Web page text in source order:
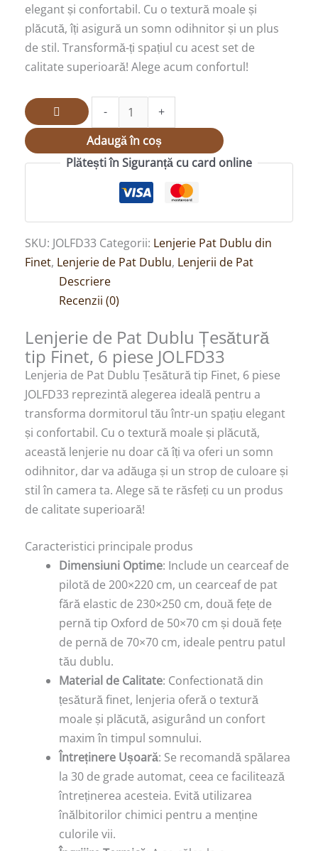
elegant și confortabil. Cu o textură moale și
plăcută, îți asigură un somn odihnitor și un plus
de stil. Transformă-ți spațiul cu acest set de
calitate superioară! Alege acum confortul!
-
+
Adaugă în coș
Plătești în Siguranță cu card online
SKU: JOLFD33 Categorii: Lenjerie Pat Dublu din
Finet, Lenjerie de Pat Dublu, Lenjerii de Pat
Descriere
Recenzii (0)
Lenjerie de Pat Dublu Țesătură
tip Finet, 6 piese JOLFD33
Lenjeria de Pat Dublu Țesătură tip Finet, 6 piese
JOLFD33 reprezintă alegerea ideală pentru a
transforma dormitorul tău într-un spațiu elegant
și confortabil. Cu o textură moale și plăcută,
această lenjerie nu doar că îți va oferi un somn
odihnitor, dar va adăuga și un strop de culoare și
stil în camera ta. Alege să te răsfeți cu un produs
de calitate superioară!
Caracteristici principale produs
Dimensiuni Optime: Include un cearceaf de
pilotă de 200×220 cm, un cearceaf de pat
fără elastic de 230×250 cm, două fețe de
pernă tip Oxford de 50×70 cm și două fețe
de pernă de 70×70 cm, ideale pentru patul
tău dublu.
Material de Calitate: Confectionată din
țesătură finet, lenjeria oferă o textură
moale și plăcută, asigurând un confort
maxim în timpul somnului.
Întreținere Ușoară: Se recomandă spălarea
la 30 de grade automat, ceea ce facilitează
întreținerea acesteia. Evită utilizarea
înălbitorilor chimici pentru a menține
culorile vii.